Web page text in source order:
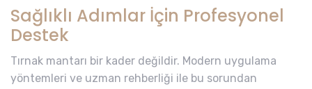
Sağlıklı Adımlar İçin Profesyonel
Destek
Tırnak mantarı bir kader değildir. Modern uygulama
yöntemleri ve uzman rehberliği ile bu sorundan